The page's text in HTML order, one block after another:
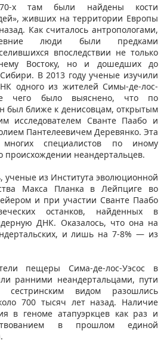
х там были найдены кости
живших на территории Европы
Как считалось антропологами,
люди были предками
впоследствии не только
Востоку, но и дошедших до
В 2013 году ученые изучили
одного из жителей Симы-де-лос-
чего было выяснено, что по
был ближе к денисовцам, открытым
исследователем Сванте Паабо и
Пантелеевичем Деревянко. Эта
многих специалистов по иному
происхождении неандертальцев.
ученые из Института эволюционной
Макса Планка в Лейпциге во
и при участии Сванте Паабо
останков, найденных в
ДНК. Оказалось, что она на
и лишь на 7-8% — из
пещеры Сима-де-лос-Уэсос в
ранними неандертальцами, пути
видом разошлись
700 тысяч лет назад. Наличие
в геноме атапуэркцев как раз и
в прошлом единой